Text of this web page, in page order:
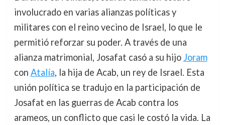
involucrado en varias alianzas políticas y
militares con el reino vecino de Israel, lo que le
permitió reforzar su poder. A través de una
alianza matrimonial, Josafat casó a su hijo Joram
con Atalía, la hija de Acab, un rey de Israel. Esta
unión política se tradujo en la participación de
Josafat en las guerras de Acab contra los
arameos, un conflicto que casi le costó la vida. La